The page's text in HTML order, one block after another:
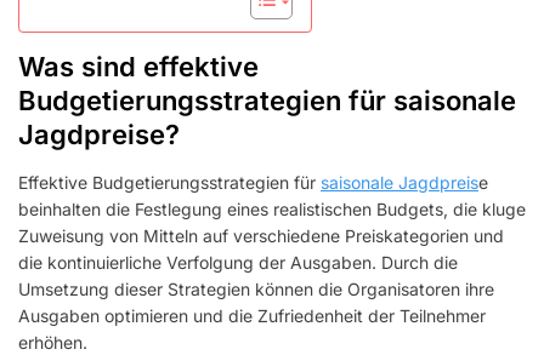
Was sind effektive
Budgetierungsstrategien für saisonale
Jagdpreise?
Effektive Budgetierungsstrategien für saisonale Jagdpreise
beinhalten die Festlegung eines realistischen Budgets, die kluge
Zuweisung von Mitteln auf verschiedene Preiskategorien und
die kontinuierliche Verfolgung der Ausgaben. Durch die
Umsetzung dieser Strategien können die Organisatoren ihre
Ausgaben optimieren und die Zufriedenheit der Teilnehmer
erhöhen.